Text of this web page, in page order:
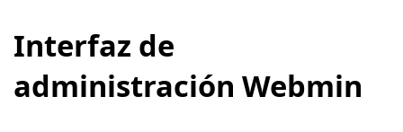
Interfaz de
administración Webmin